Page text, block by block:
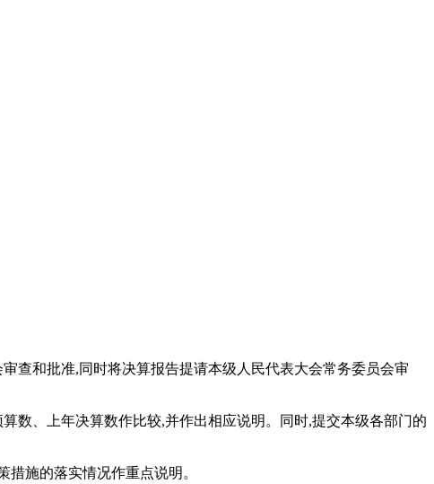
查和批准,同时将决算报告提请本级人民代表大会常务委员会审
数、上年决算数作比较,并作出相应说明。同时,提交本级各部门的
施的落实情况作重点说明。